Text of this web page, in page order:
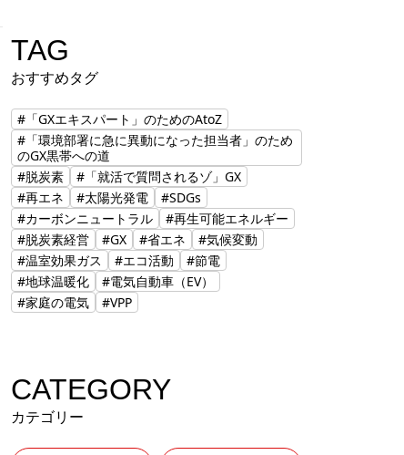
TAG
おすすめタグ
#「GXエキスパート」のためのAtoZ
#「環境部署に急に異動になった担当者」のため
のGX黒帯への道
#脱炭素
#「就活で質問されるゾ」GX
#再エネ
#太陽光発電
#SDGs
#カーボンニュートラル
#再生可能エネルギー
#脱炭素経営
#GX #省エネ
#気候変動
#温室効果ガス
#エコ活動
#節電
#地球温暖化
#電気自動車（EV）
#家庭の電気
#VPP
CATEGORY
カテゴリー